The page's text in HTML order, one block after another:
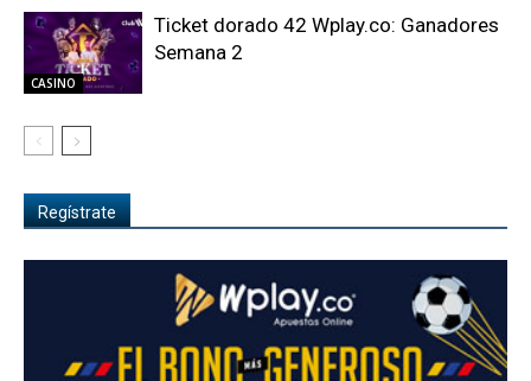
CASINO
Ticket dorado 42 Wplay.co: Ganadores
Semana 2
Regístrate